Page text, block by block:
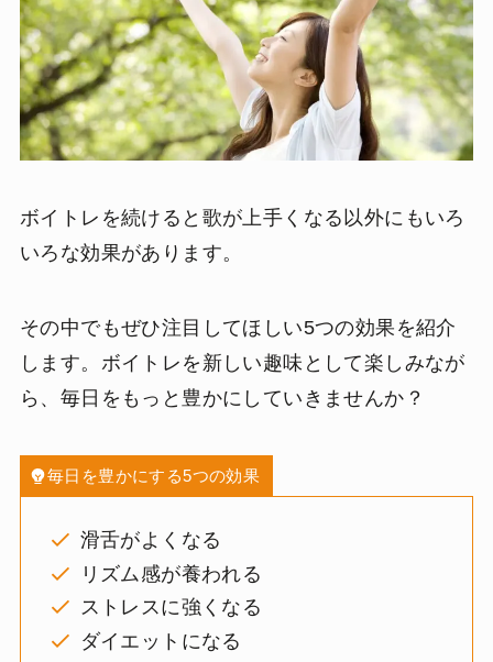
ボイトレを続けると歌が上手くなる以外にもいろ
いろな効果があります。
その中でもぜひ注目してほしい5つの効果を紹介
します。ボイトレを新しい趣味として楽しみなが
ら、毎日をもっと豊かにしていきませんか？
毎日を豊かにする5つの効果
滑舌がよくなる
リズム感が養われる
ストレスに強くなる
ダイエットになる